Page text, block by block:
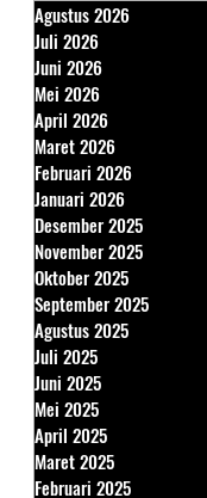
Agustus 2026
Juli 2026
Juni 2026
Mei 2026
April 2026
Maret 2026
Februari 2026
Januari 2026
Desember 2025
November 2025
Oktober 2025
September 2025
Agustus 2025
Juli 2025
Juni 2025
Mei 2025
April 2025
Maret 2025
Februari 2025